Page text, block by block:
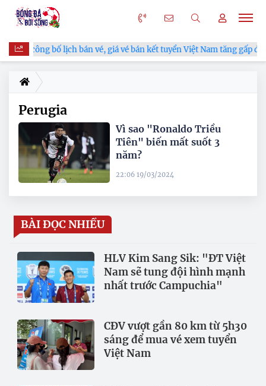
VFF công bố lịch bán vé, giá vé bán kết tuyển Việt Nam tăng gấp đôi
Perugia
Vì sao "Ronaldo Triều
Tiên" biến mất suốt 3
năm?
22:06 19/03/2024
BÀI ĐỌC NHIỀU
HLV Kim Sang Sik: "ĐT Việt
Nam sẽ tung đội hình mạnh
nhất trước Campuchia"
CĐV vượt gần 80 km từ 5h30
sáng để mua vé xem tuyển
Việt Nam